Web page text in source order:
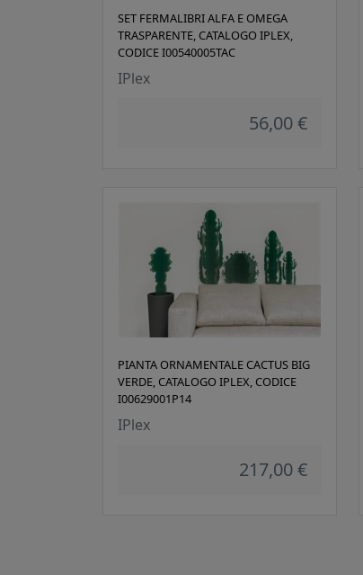
SET FERMALIBRI ALFA E OMEGA
TRASPARENTE, CATALOGO IPLEX,
CODICE I00540005TAC
IPlex
56,00 €
PIANTA ORNAMENTALE CACTUS BIG
VERDE, CATALOGO IPLEX, CODICE
I00629001P14
IPlex
217,00 €